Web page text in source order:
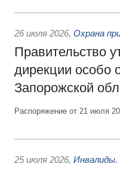
26 июля 2026, Охрана
Правительство
дирекции особо
Запорожской
Распоряжение от 21 июля
25 июля 2026, Инвалиды.